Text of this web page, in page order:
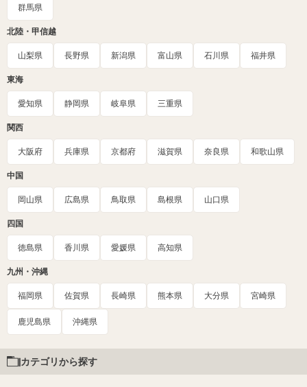
群馬県
北陸・甲信越
山梨県 長野県 新潟県 富山県 石川県 福井県
東海
愛知県 静岡県 岐阜県 三重県
関西
大阪府 兵庫県 京都府 滋賀県 奈良県 和歌山県
中国
岡山県 広島県 鳥取県 島根県 山口県
四国
徳島県 香川県 愛媛県 高知県
九州・沖縄
福岡県 佐賀県 長崎県 熊本県 大分県 宮崎県
鹿児島県 沖縄県
カテゴリから探す